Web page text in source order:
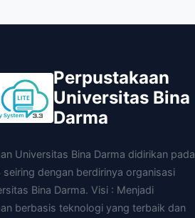
Perpustakaan
Universitas Bina
Darma
Universitas Bina Darma didirikan pada
seiring dengan berdirinya organisasi
Bina Darma. Visi : Menjadi
berbasis teknologi yang terbaik dan